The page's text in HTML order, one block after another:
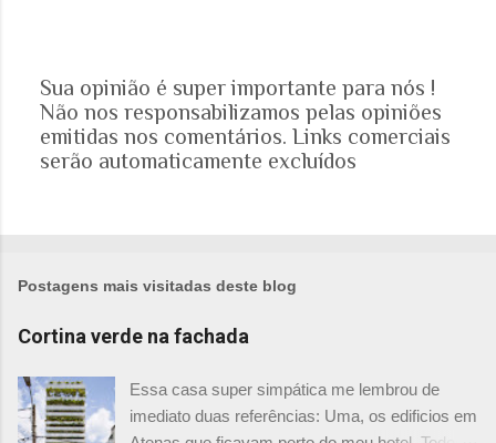
P
o
s
m
o
e
n
t
Sua opinião é super importante para nós !
Não nos responsabilizamos pelas opiniões
emitidas nos comentários. Links comerciais
serão automaticamente excluídos
Postagens mais visitadas deste blog
Cortina verde na fachada
Essa casa super simpática me lembrou de
imediato duas referências: Uma, os edificios em